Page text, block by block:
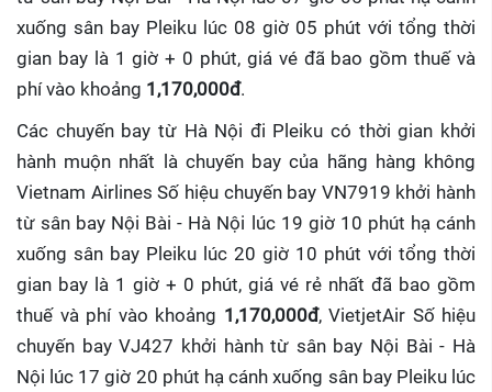
xuống sân bay Pleiku lúc 08 giờ 05 phút với tổng thời
gian bay là 1 giờ + 0 phút, giá vé đã bao gồm thuế và
phí vào khoảng 1,170,000đ.
Các chuyến bay từ Hà Nội đi Pleiku có thời gian khởi
hành muộn nhất là chuyến bay của hãng hàng không
Vietnam Airlines Số hiệu chuyến bay VN7919 khởi hành
từ sân bay Nội Bài - Hà Nội lúc 19 giờ 10 phút hạ cánh
xuống sân bay Pleiku lúc 20 giờ 10 phút với tổng thời
gian bay là 1 giờ + 0 phút, giá vé rẻ nhất đã bao gồm
thuế và phí vào khoảng 1,170,000đ, VietjetAir Số hiệu
chuyến bay VJ427 khởi hành từ sân bay Nội Bài - Hà
Nội lúc 17 giờ 20 phút hạ cánh xuống sân bay Pleiku lúc